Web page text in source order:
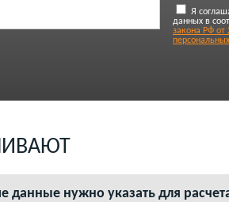
Я
данных в
закона РФ
данные нужно указать для